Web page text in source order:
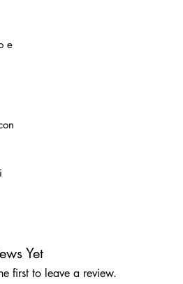
e
Yet
first to leave a review.